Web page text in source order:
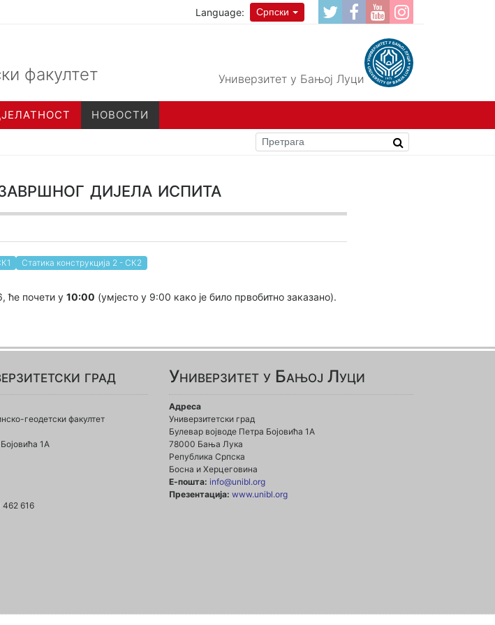
Language: Српски
факултет Универзитет у Бањој Луци
НОВОСТИ
дијела испита
Статика конструкција 2 - СК2
ће почети у 10:00 (умјесто у 9:00 како је било првобитно заказано).
град
геодетски факултет
1A
462 616
Универзитет у Бањој Луци
Адреса
Универзитетски град
Булевар војводе Петра Бојовића 1А
78000 Бања Лука
Република Српска
Босна и Херцеговина
Е-пошта: info@unibl.org
Презентација: www.unibl.org